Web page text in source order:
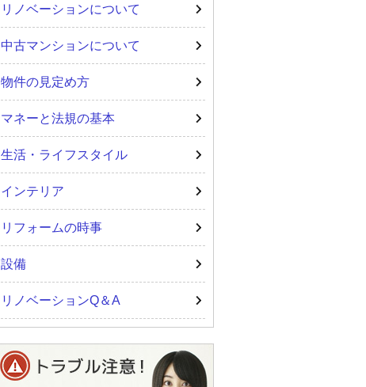
リノベーションについて
中古マンションについて
物件の見定め方
マネーと法規の基本
生活・ライフスタイル
インテリア
リフォームの時事
設備
リノベーションQ＆A